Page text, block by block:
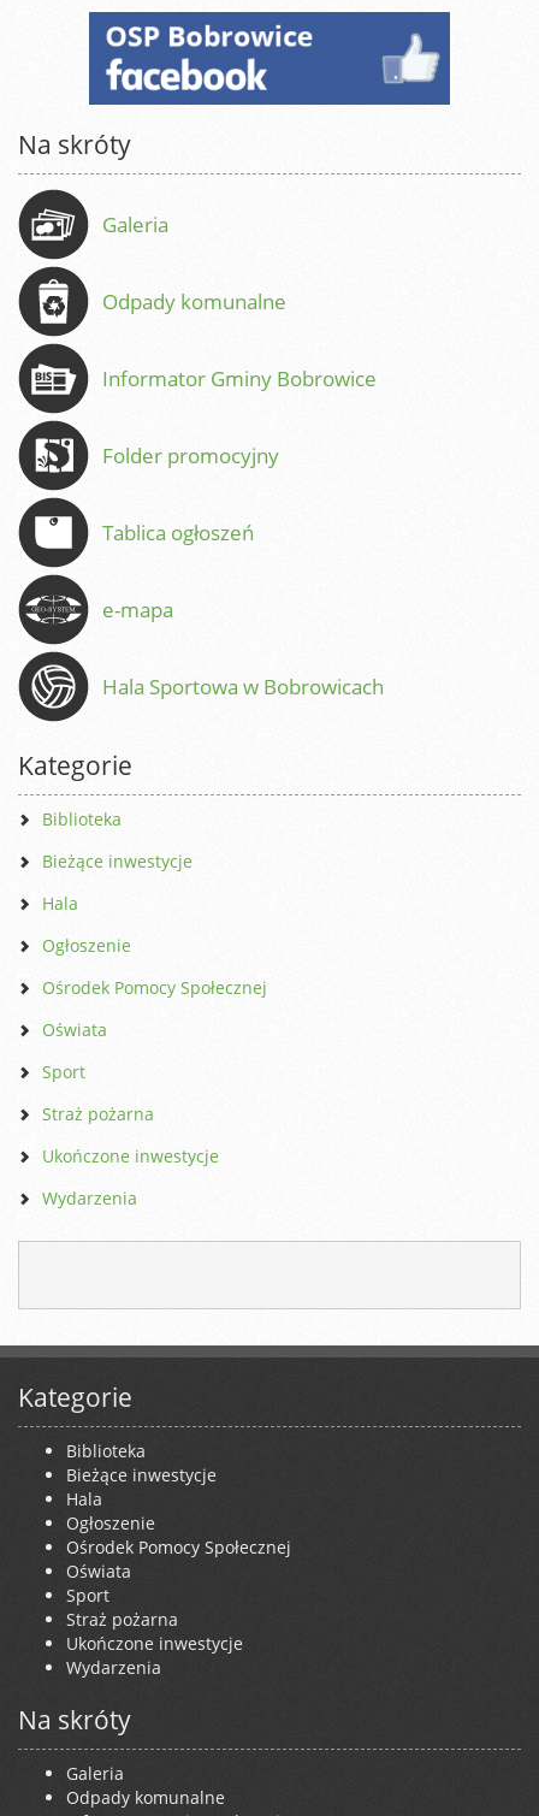
Na skróty
Galeria
Odpady komunalne
Informator Gminy Bobrowice
Folder promocyjny
Tablica ogłoszeń
e-mapa
Hala Sportowa w Bobrowicach
Kategorie
Biblioteka
Bieżące inwestycje
Hala
Ogłoszenie
Ośrodek Pomocy Społecznej
Oświata
Sport
Straż pożarna
Ukończone inwestycje
Wydarzenia
Kategorie
Biblioteka
Bieżące inwestycje
Hala
Ogłoszenie
Ośrodek Pomocy Społecznej
Oświata
Sport
Straż pożarna
Ukończone inwestycje
Wydarzenia
Na skróty
Galeria
Odpady komunalne